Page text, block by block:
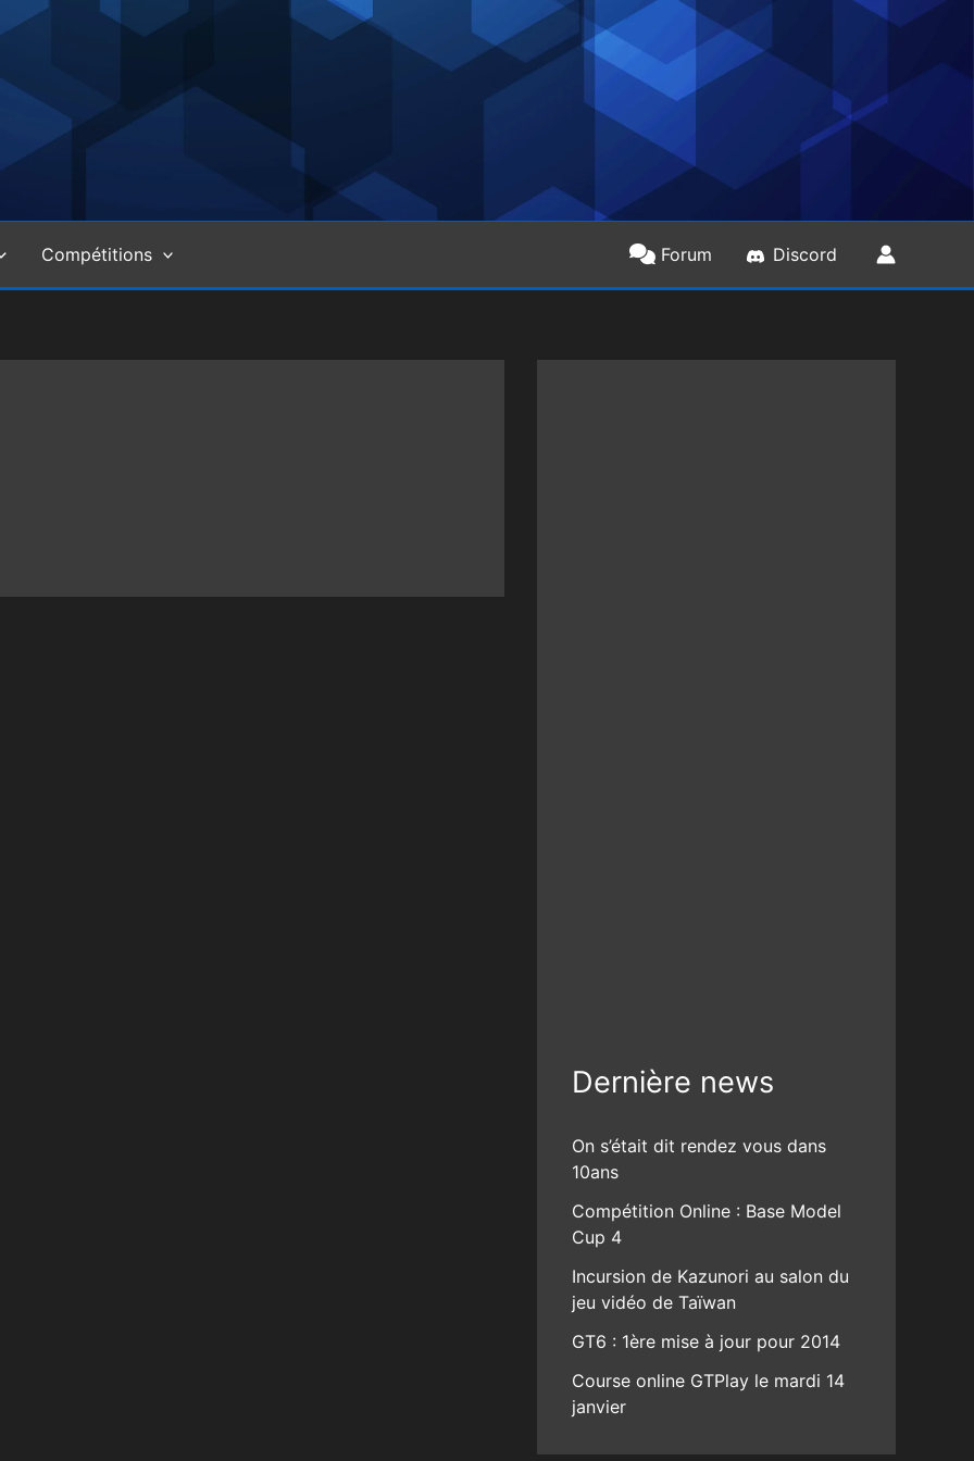
Compétitions Forum Discord
Dernière news
On s’était dit rendez vous dans
10ans
Compétition Online : Base Model
Cup 4
Incursion de Kazunori au salon du
jeu vidéo de Taïwan
GT6 : 1ère mise à jour pour 2014
Course online GTPlay le mardi 14
janvier